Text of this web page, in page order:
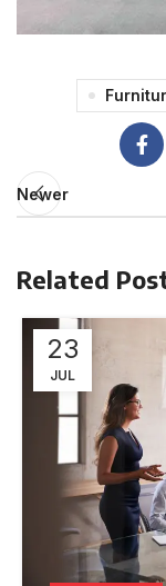
Newer
Related
23
JUL